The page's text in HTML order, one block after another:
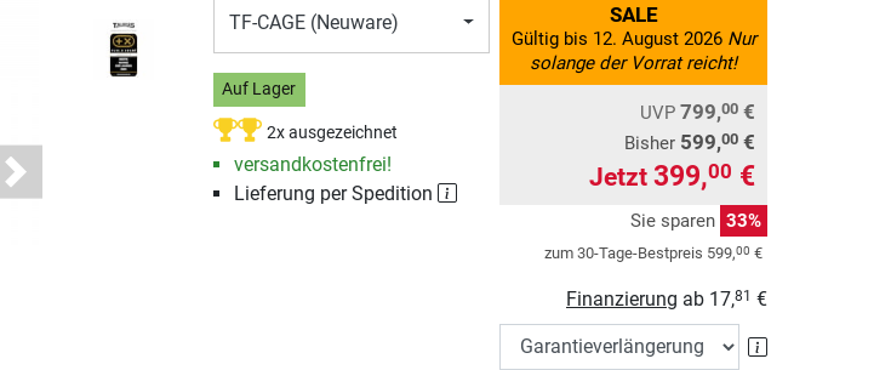
Next
TF-CAGE (Neuware)
Auf Lager
2x ausgezeichnet
versandkostenfrei!
Lieferung per Spedition
SALE
Gültig bis 12. August 2026 Nur
solange der Vorrat reicht!
UVP 799,00 €
Bisher 599,00 €
Jetzt 399,00 €
Sie sparen 33%
zum 30-Tage-Bestpreis 599,00 €
Finanzierung ab 17,81 €